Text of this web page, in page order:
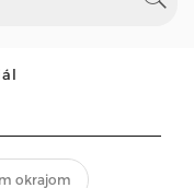
okrajom